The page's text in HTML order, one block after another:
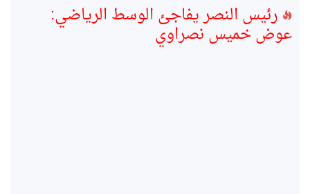
رئيس النصر يفاجئ الوسط الرياضي:
عوض خميس نصراوي